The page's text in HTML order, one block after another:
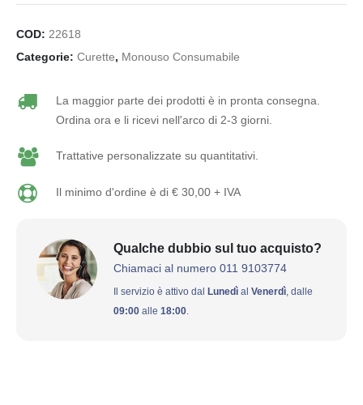
COD: 22618
Categorie: Curette, Monouso Consumabile
La maggior parte dei prodotti è in pronta consegna.
Ordina ora e li ricevi nell'arco di 2-3 giorni.
Trattative personalizzate su quantitativi.
Il minimo d'ordine è di € 30,00 + IVA
Qualche dubbio sul tuo acquisto?
Chiamaci al numero 011 9103774
Il servizio è attivo dal Lunedì al Venerdì , dalle
09:00 alle 18:00